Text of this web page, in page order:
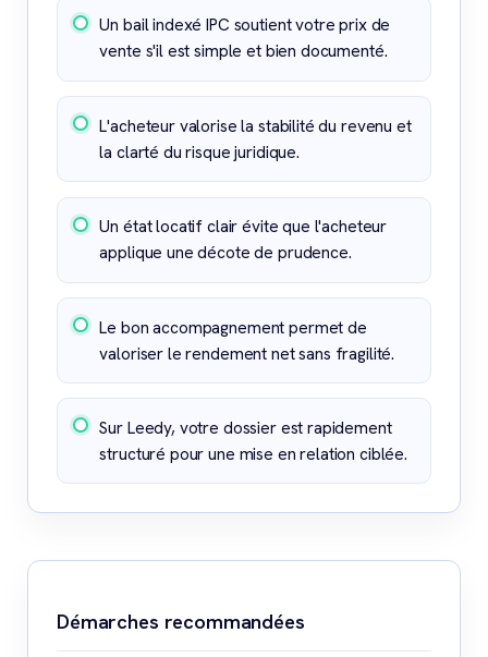
Un bail indexé IPC soutient votre prix de
vente s'il est simple et bien documenté.
L'acheteur valorise la stabilité du revenu et
la clarté du risque juridique.
Un état locatif clair évite que l'acheteur
applique une décote de prudence.
Le bon accompagnement permet de
valoriser le rendement net sans fragilité.
Sur Leedy, votre dossier est rapidement
structuré pour une mise en relation ciblée.
Démarches recommandées